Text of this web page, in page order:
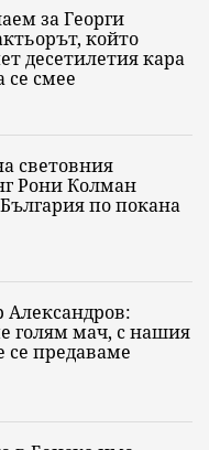
за Георги
който
десетилетия кара
се смее
световния
Рони Колман
по покана
Александров:
голям мач, с нашия
се предаваме